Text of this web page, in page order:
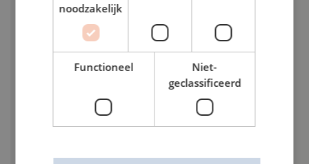
noodzakelijk
Functioneel
Niet-
geclassificeerd